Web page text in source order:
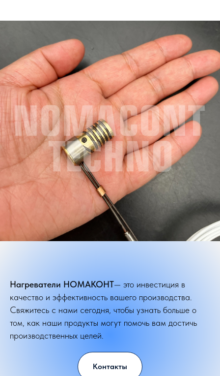
Нагреватели НОМАКОНТ— это инвестиция в
качество и эффективность вашего производства.
Свяжитесь с нами сегодня, чтобы узнать больше о
том, как наши продукты могут помочь вам достичь
производственных целей.
Контакты